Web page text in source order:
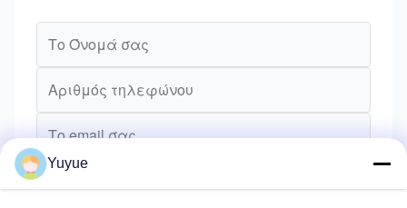
Yuyue